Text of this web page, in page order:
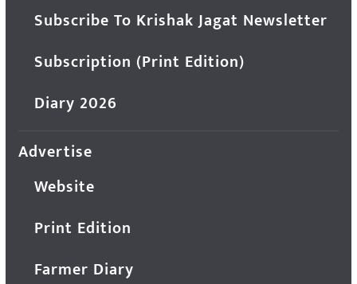
Subscribe To Krishak Jagat Newsletter
Subscription (Print Edition)
Diary 2026
Advertise
Website
Print Edition
Farmer Diary